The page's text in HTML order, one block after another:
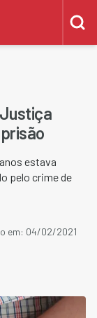
estava
pelo crime de
em: 04/02/2021